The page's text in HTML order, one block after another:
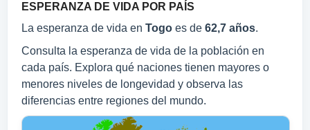
ESPERANZA DE VIDA POR PAÍS
La esperanza de vida en Togo es de 62,7 años.
Consulta la esperanza de vida de la población en
cada país. Explora qué naciones tienen mayores o
menores niveles de longevidad y observa las
diferencias entre regiones del mundo.